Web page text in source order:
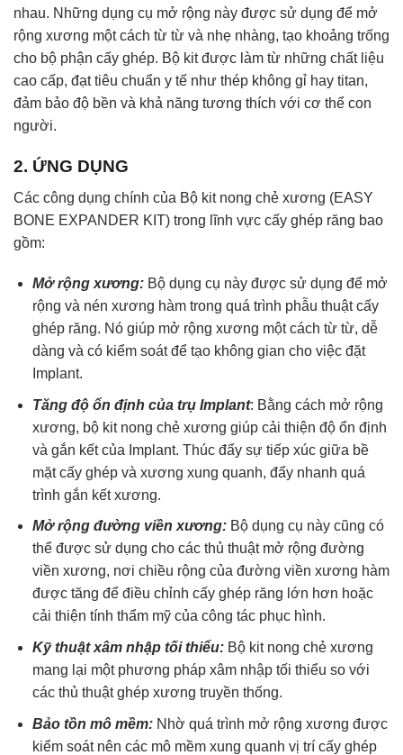
nhau. Những dụng cụ mở rộng này được sử dụng để mở
rộng xương một cách từ từ và nhẹ nhàng, tạo khoảng trống
cho bộ phận cấy ghép. Bộ kit được làm từ những chất liệu
cao cấp, đạt tiêu chuẩn y tế như thép không gỉ hay titan,
đảm bảo độ bền và khả năng tương thích với cơ thể con
người.
2. ỨNG DỤNG
Các công dụng chính của Bộ kit nong chẻ xương (EASY
BONE EXPANDER KIT) trong lĩnh vực cấy ghép răng bao
gồm:
Mở rộng xương: Bộ dụng cụ này được sử dụng để mở
rộng và nén xương hàm trong quá trình phẫu thuật cấy
ghép răng. Nó giúp mở rộng xương một cách từ từ, dễ
dàng và có kiểm soát để tạo không gian cho việc đặt
Implant.
Tăng độ ổn định của trụ Implant: Bằng cách mở rộng
xương, bộ kit nong chẻ xương giúp cải thiện độ ổn định
và gắn kết của Implant. Thúc đẩy sự tiếp xúc giữa bề
mặt cấy ghép và xương xung quanh, đẩy nhanh quá
trình gắn kết xương.
Mở rộng đường viền xương:Bộ dụng cụ này cũng có
thể được sử dụng cho các thủ thuật mở rộng đường
viền xương, nơi chiều rộng của đường viền xương hàm
được tăng để điều chỉnh cấy ghép răng lớn hơn hoặc
cải thiện tính thẩm mỹ của công tác phục hình.
Kỹ thuật xâm nhập tối thiểu: Bộ kit nong chẻ xương
mang lại một phương pháp xâm nhập tối thiểu so với
các thủ thuật ghép xương truyền thống.
Bảo tồn mô mềm:Nhờ quá trình mở rộng xương được
kiểm soát nên các mô mềm xung quanh vị trí cấy ghép